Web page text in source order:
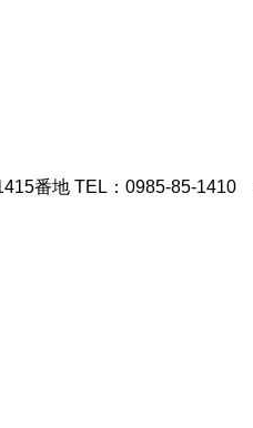
番地 TEL：0985-85-